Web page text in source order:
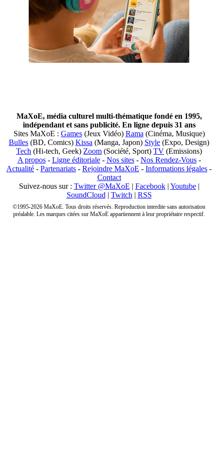
MaXoE, média culturel multi-thématique fondé en 1995,
indépendant et sans publicité. En ligne depuis 31 ans
Sites MaXoE : Games(Jeux Vidéo) Rama (Cinéma, Musique)
Bulles (BD, Comics) Kissa (Manga, Japon) Style (Expo, Design)
Tech (Hi-tech, Geek) Zoom (Société, Sport) TV (Emissions)
A propos- Ligne éditoriale- Nos sites- Nos Rendez-Vous-
Actualité - Partenariats - Rejoindre MaXoE - Informations légales -
Contact
Suivez-nous sur : Twitter @MaXoE | Facebook| Youtube|
SoundCloud | Twitch | RSS
©1995-2026 MaXoE. Tous droits réservés. Reproduction interdite sans autorisation
préalable. Les marques citées sur MaXoE appartiennent à leur propriétaire respectif.